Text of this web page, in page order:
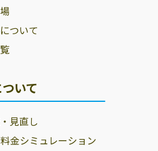
ついて
いて
見直し
金シミュレーション